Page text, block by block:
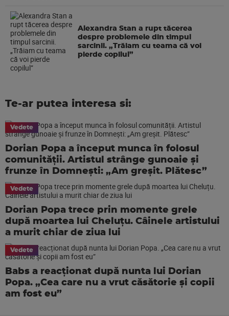
Alexandra Stan a rupt tăcerea
despre problemele din timpul
sarcinii. „Trăiam cu teama că voi
pierde copilul”
Te-ar putea interesa si:
Vedete
Dorian Popa a început munca în folosul
comunității. Artistul strânge gunoaie și
frunze în Domnești: „Am greșit. Plătesc”
Vedete
Dorian Popa trece prin momente grele
după moartea lui Cheluțu. Câinele artistului
a murit chiar de ziua lui
Vedete
Babs a reacționat după nunta lui Dorian
Popa. „Cea care nu a vrut căsătorie și copii
am fost eu”